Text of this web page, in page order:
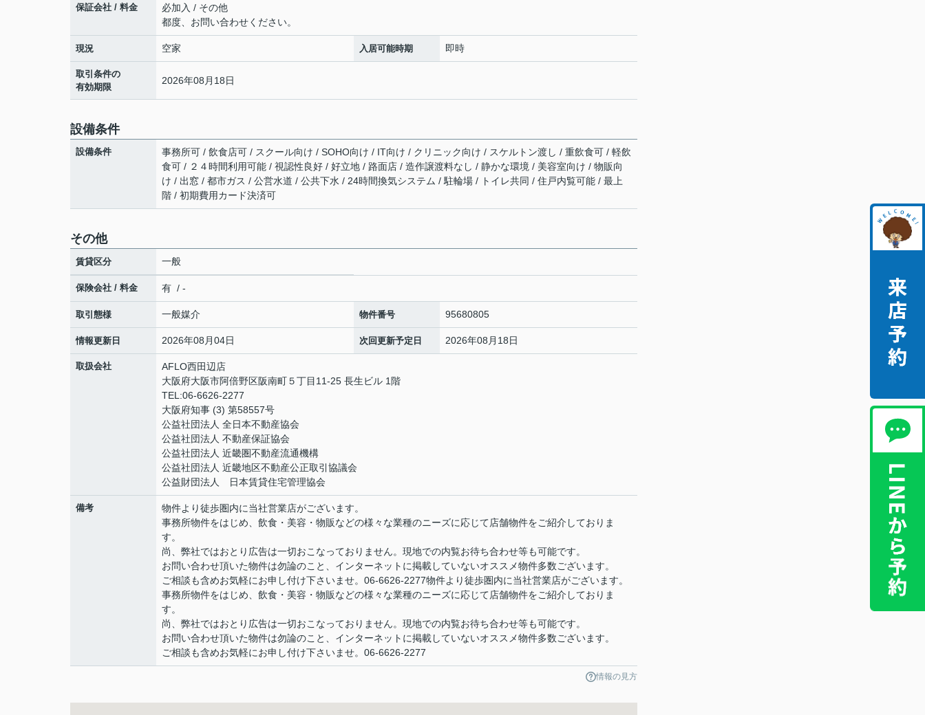
保証会社 / 料金
必加入 / その他
都度、お問い合わせください。
現況 空家 入居可能時期 即時
取引条件の
有効期限
2026年08月18日
設備条件
設備条件
事務所可 / 飲食店可 / スクール向け / SOHO向け / IT向け / クリニック向け / スケルトン渡し / 重飲食可 / 軽飲
食可 / ２４時間利用可能 / 視認性良好 / 好立地 / 路面店 / 造作譲渡料なし / 静かな環境 / 美容室向け / 物販向
け / 出窓 / 都市ガス / 公営水道 / 公共下水 / 24時間換気システム / 駐輪場 / トイレ共同 / 住戸内覧可能 / 最上
階 / 初期費用カード決済可
その他
賃貸区分 一般
保険会社 / 料金 有 / -
取引態様 一般媒介 物件番号 95680805
情報更新日 2026年08月04日 次回更新予定日 2026年08月18日
取扱会社
AFLO西田辺店
大阪府大阪市阿倍野区阪南町５丁目11-25 長生ビル 1階
TEL:06-6626-2277
大阪府知事 (3) 第58557号
公益社団法人 全日本不動産協会
公益社団法人 不動産保証協会
公益社団法人 近畿圏不動産流通機構
公益社団法人 近畿地区不動産公正取引協議会
公益財団法人 日本賃貸住宅管理協会
備考
物件より徒歩圏内に当社営業店がございます。
事務所物件をはじめ、飲食・美容・物販などの様々な業種のニーズに応じて店舗物件をご紹介しておりま
す。
尚、弊社ではおとり広告は一切おこなっておりません。現地での内覧お待ち合わせ等も可能です。
お問い合わせ頂いた物件は勿論のこと、インターネットに掲載していないオススメ物件多数ございます。
ご相談も含めお気軽にお申し付け下さいませ。06-6626-2277物件より徒歩圏内に当社営業店がございます。
事務所物件をはじめ、飲食・美容・物販などの様々な業種のニーズに応じて店舗物件をご紹介しておりま
す。
尚、弊社ではおとり広告は一切おこなっておりません。現地での内覧お待ち合わせ等も可能です。
お問い合わせ頂いた物件は勿論のこと、インターネットに掲載していないオススメ物件多数ございます。
ご相談も含めお気軽にお申し付け下さいませ。06-6626-2277
情報の見方